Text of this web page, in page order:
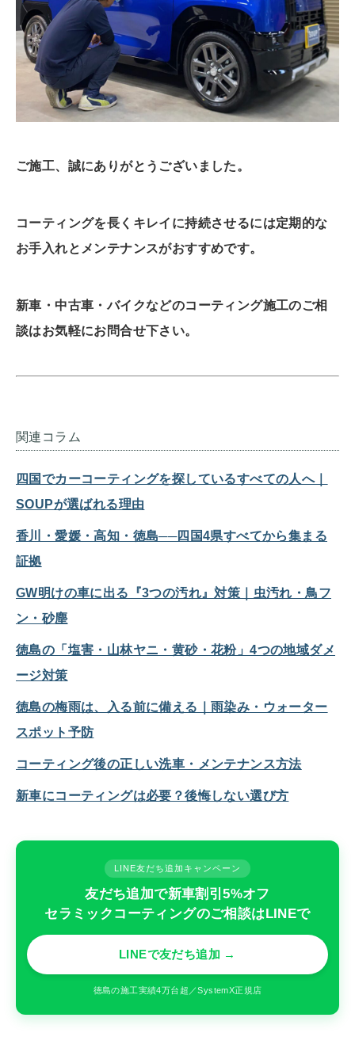
ご施工、誠にありがとうございました。
コーティングを長くキレイに持続させるには定期的な
お手入れとメンテナンスがおすすめです。
新車・中古車・バイクなどのコーティング施工のご相
談はお気軽にお問合せ下さい。
関連コラム
四国でカーコーティングを探しているすべての人へ｜
SOUPが選ばれる理由
香川・愛媛・高知・徳島──四国4県すべてから集まる
証拠
GW明けの車に出る『3つの汚れ』対策｜虫汚れ・鳥フ
ン・砂塵
徳島の「塩害・山林ヤニ・黄砂・花粉」4つの地域ダメ
ージ対策
徳島の梅雨は、入る前に備える｜雨染み・ウォーター
スポット予防
コーティング後の正しい洗車・メンテナンス方法
新車にコーティングは必要？後悔しない選び方
LINE友だち追加キャンペーン
友だち追加で新車割引5%オフ
セラミックコーティングのご相談はLINEで
LINEで友だち追加 →
徳島の施工実績4万台超／SystemX正規店